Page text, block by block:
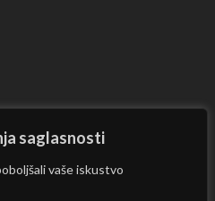
saglasnosti
vaše iskustvo